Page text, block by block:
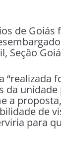
de Goiás
Seção
unidade
a
de
para